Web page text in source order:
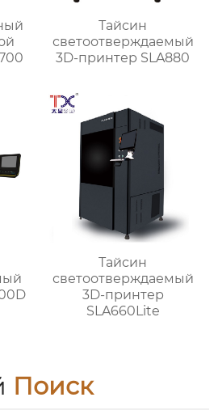
Тайсин
светоотверждаемый
3D-принтер SLA880
Тайсин
светоотверждаемый
3D-принтер
SLA660Lite
Поиск